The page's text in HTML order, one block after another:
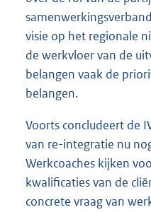
visie op het regionale
de werkvloer van de
belangen vaak de
belangen.
Voorts concludeert de
van re-integratie nu
Werkcoaches kijken
kwalificaties van de
concrete vraag van